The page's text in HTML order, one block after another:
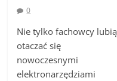
0
Nie tylko fachowcy lubią
otaczać się
nowoczesnymi
elektronarzędziami